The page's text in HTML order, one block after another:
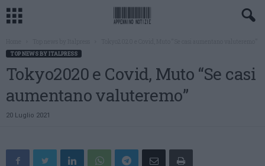
TOP NEWS BY ITALPRESS
Tokyo2020 e Covid, Muto “Se casi
aumentano valuteremo”
20 Luglio 2021